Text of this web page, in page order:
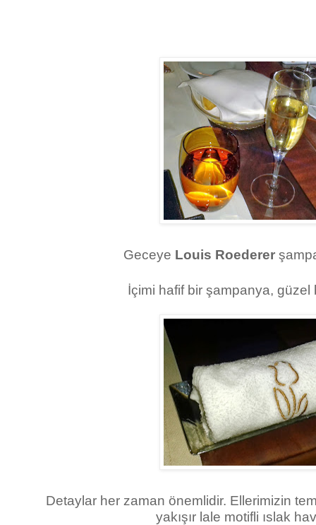
Geceye Louis Roederer
İçimi hafif bir şampanya, güzel
Detaylar her zaman önemlidir. Ellerimizin
yakışır lale motifli ıslak